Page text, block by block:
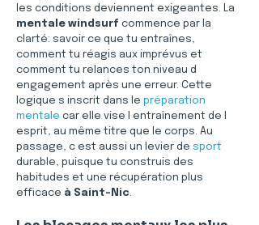
les conditions deviennent exigeantes. La
mentale windsurf commence par la
clarté: savoir ce que tu entraînes,
comment tu réagis aux imprévus et
comment tu relances ton niveau d
engagement après une erreur. Cette
logique s inscrit dans le préparation
mentale car elle vise l entraînement de l
esprit, au même titre que le corps. Au
passage, c est aussi un levier de sport
durable, puisque tu construis des
habitudes et une récupération plus
efficace à Saint-Nic.